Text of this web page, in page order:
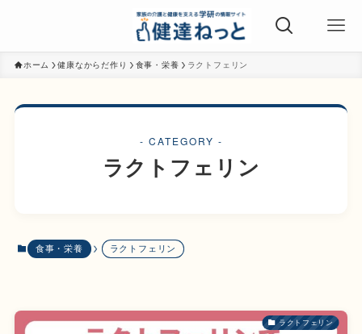
ホーム 健康なからだ作り 食事・栄養 ラクトフェリン
- CATEGORY -
ラクトフェリン
食事・栄養 ラクトフェリン
ラクトフェリン